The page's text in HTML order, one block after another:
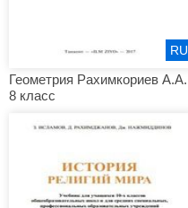
Геометрия Рахимкориев А.А.
8 класс
RU